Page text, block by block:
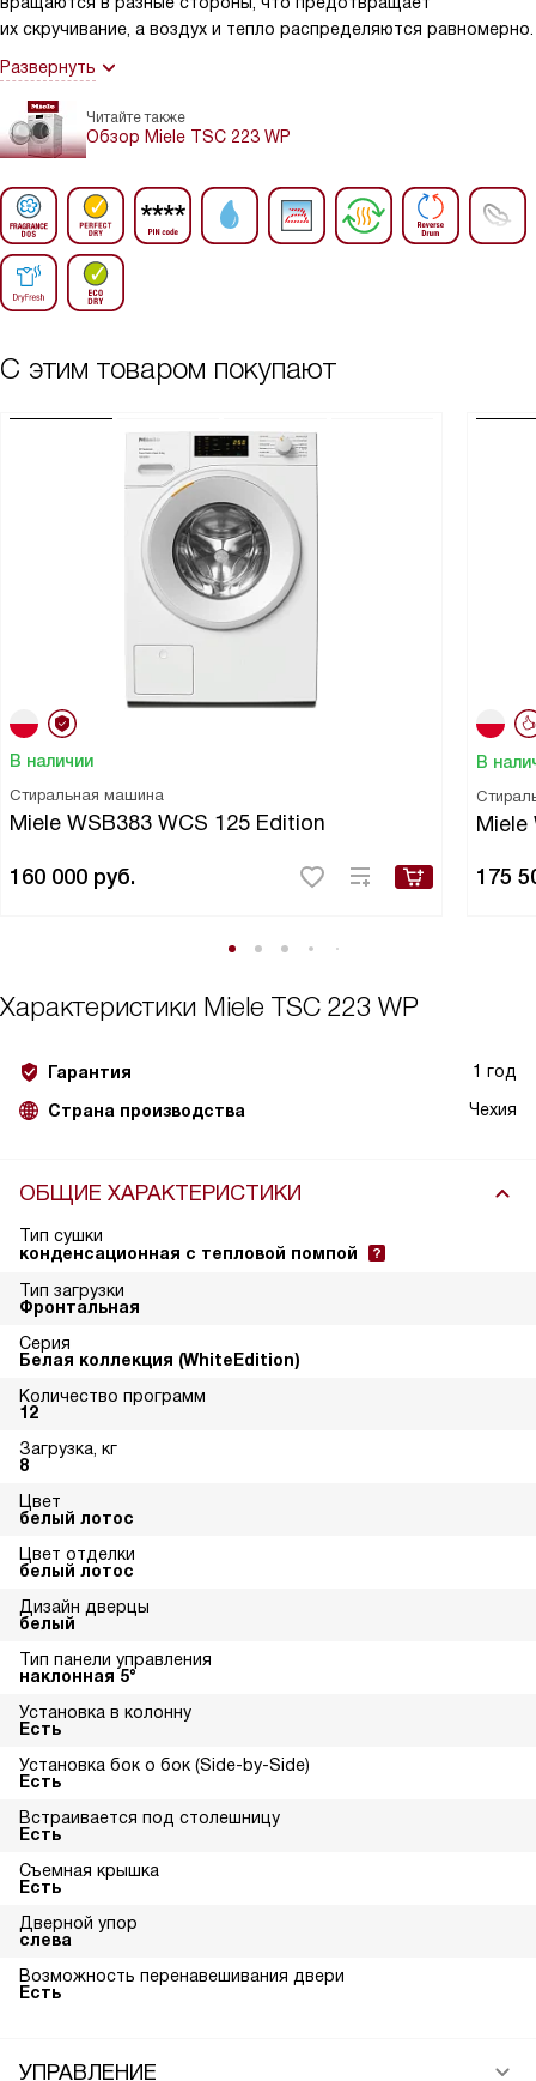
их скручивание, а воздух и тепло распределяются равномерно.
Развернуть
Читайте также
Обзор Miele TSC 223 WP
С этим товаром покупают
В наличии
Стиральная машина
Miele WSB383 WCS 125 Edition
160 000 руб.
В
Miele
175
Характеристики Miele TSC 223 WP
Гарантия 1 год
Страна производства Чехия
ОБЩИЕ ХАРАКТЕРИСТИКИ
Тип сушки
конденсационная с тепловой помпой
Тип загрузки
Фронтальная
Серия
Белая коллекция (WhiteEdition)
Количество программ
12
Загрузка, кг
8
Цвет
белый лотос
Цвет отделки
белый лотос
Дизайн дверцы
белый
Тип панели управления
наклонная 5°
Установка в колонну
Есть
Установка бок о бок (Side-by-Side)
Есть
Встраивается под столешницу
Есть
Съемная крышка
Есть
Дверной упор
слева
Возможность перенавешивания двери
Есть
УПРАВЛЕНИЕ